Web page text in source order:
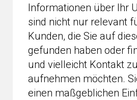
Informationen über Ihr
sind nicht nur relevant
Kunden, die Sie auf
gefunden haben oder
und vielleicht Kontakt
aufnehmen möchten.
einen maßgeblichen